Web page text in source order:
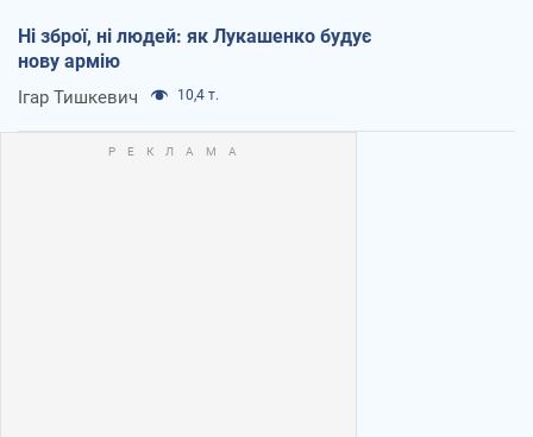
Ні зброї, ні людей: як Лукашенко будує
нову армію
Ігар Тишкевич 10,4 т.